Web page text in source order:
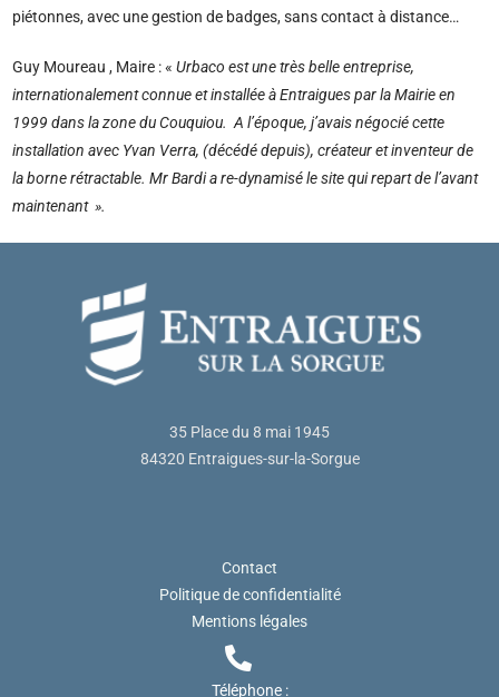
piétonnes, avec une gestion de badges, sans contact à distance…
Guy Moureau , Maire : « Urbaco est une très belle entreprise,
internationalement connue et installée à Entraigues par la Mairie en
1999 dans la zone du Couquiou. A l’époque, j’avais négocié cette
installation avec Yvan Verra, (décédé depuis), créateur et inventeur de
la borne rétractable. Mr Bardi a re-dynamisé le site qui repart de l’avant
maintenant ».
35 Place du 8 mai 1945
84320 Entraigues-sur-la-Sorgue
Contact
Politique de confidentialité
Mentions légales
Téléphone :